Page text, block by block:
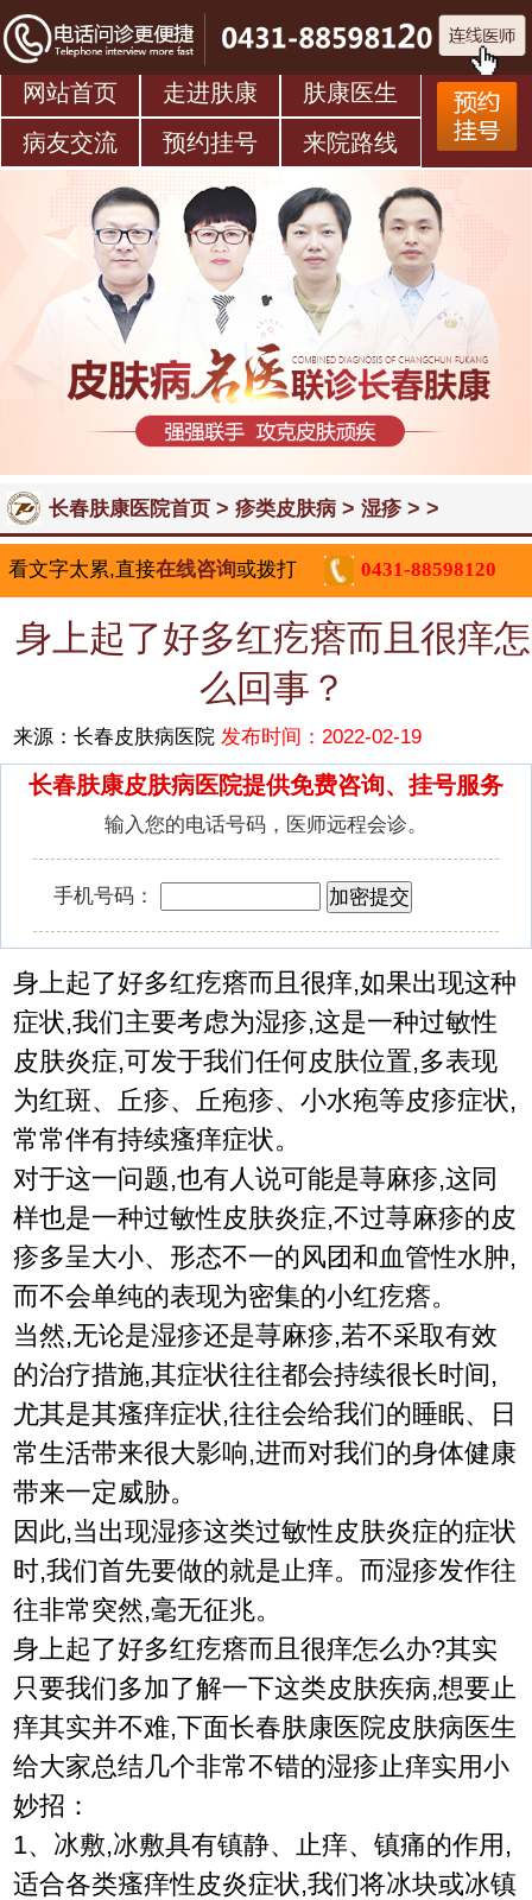
网站首页 走进肤康
肤康医生
病友交流
预约挂号 来院路线
长春肤康医院首页> 疹类皮肤病> 湿疹> >
看文字太累,直接在线咨询或拨打 0431-88598120
身上起了好多红疙瘩而且很痒怎
么回事？
来源：长春皮肤病医院发布时间：2022-02-19
长春肤康皮肤病医院提供免费咨询、挂号服务
输入您的电话号码，医师远程会诊。
手机号码：
身上起了好多红疙瘩而且很痒,如果出现这种
症状,我们主要考虑为湿疹,这是一种过敏性
皮肤炎症,可发于我们任何皮肤位置,多表现
为红斑、丘疹、丘疱疹、小水疱等皮疹症状,
常常伴有持续瘙痒症状。
对于这一问题,也有人说可能是荨麻疹,这同
样也是一种过敏性皮肤炎症,不过荨麻疹的皮
疹多呈大小、形态不一的风团和血管性水肿,
而不会单纯的表现为密集的小红疙瘩。
当然,无论是湿疹还是荨麻疹,若不采取有效
的治疗措施,其症状往往都会持续很长时间,
尤其是其瘙痒症状,往往会给我们的睡眠、日
常生活带来很大影响,进而对我们的身体健康
带来一定威胁。
因此,当出现湿疹这类过敏性皮肤炎症的症状
时,我们首先要做的就是止痒。而湿疹发作往
往非常突然,毫无征兆。
身上起了好多红疙瘩而且很痒怎么办?其实
只要我们多加了解一下这类皮肤疾病,想要止
痒其实并不难,下面长春肤康医院皮肤病医生
给大家总结几个非常不错的湿疹止痒实用小
妙招：
1、冰敷,冰敷具有镇静、止痒、镇痛的作用,
适合各类瘙痒性皮炎症状,我们将冰块或冰镇